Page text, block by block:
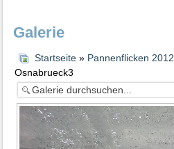
Galerie
Startseite» Pannenflicken 2012
Osnabrueck3